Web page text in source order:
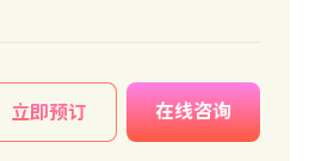
立即预订 在线咨询